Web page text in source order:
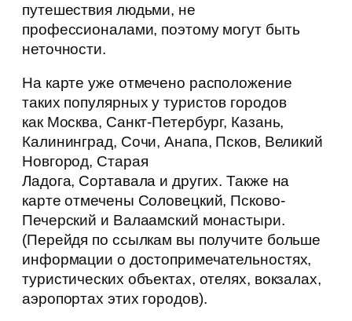
путешествия людьми, не
профессионалами, поэтому могут быть
неточности.
На карте уже отмечено расположение
таких популярных у туристов городов
как Москва, Санкт-Петербург, Казань,
Калининград, Сочи, Анапа, Псков, Великий
Новгород, Старая
Ладога, Сортавала и других. Также на
карте отмечены Соловецкий, Псково-
Печерский и Валаамский монастыри.
(Перейдя по ссылкам вы получите больше
информации о достопримечательностях,
туристических объектах, отелях, вокзалах,
аэропортах этих городов).